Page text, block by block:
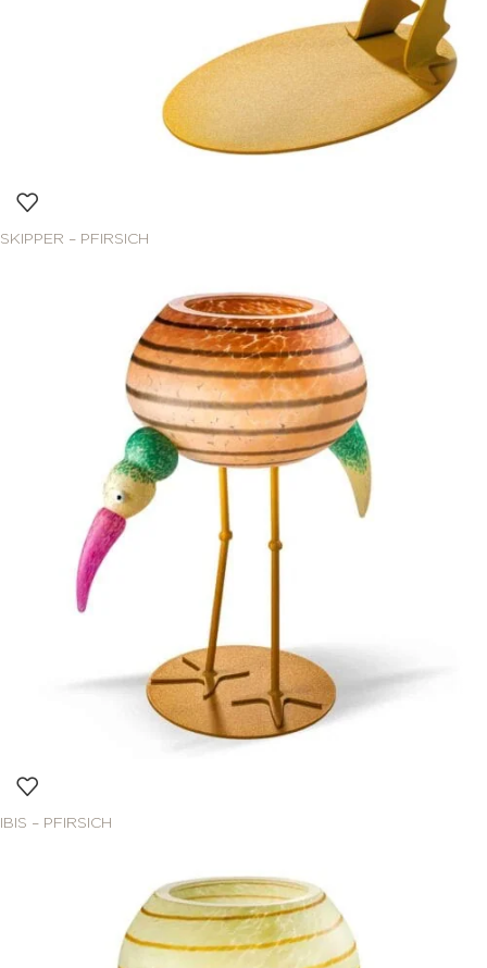
SKIPPER – PFIRSICH
IBIS – PFIRSICH